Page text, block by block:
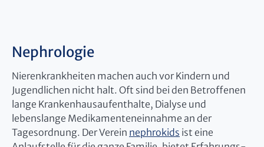
Nephrologie
Nierenkrankheiten machen auch vor Kindern und
Jugendlichen nicht halt. Oft sind bei den Betroffenen
lange Krankenhausaufenthalte, Dialyse und
lebenslange Medikamenteneinnahme an der
Tagesordnung. Der Verein nephrokids ist eine